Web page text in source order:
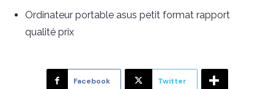
Ordinateur portable asus petit format rapport
qualité prix
Facebook Twitter